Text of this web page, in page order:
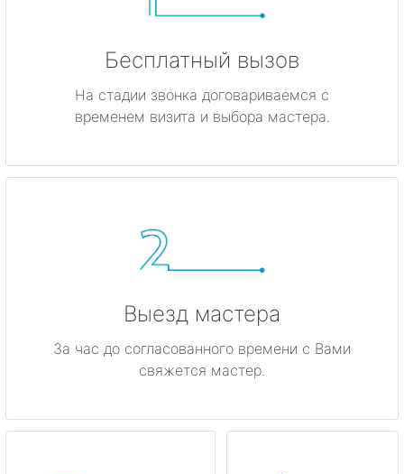
Бесплатный вызов
На стадии звонка договариваемся с
временем визита и выбора мастера.
Выезд мастера
За час до согласованного времени с Вами
свяжется мастер.